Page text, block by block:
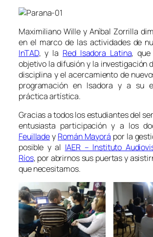
Maximiliano Wille y Aníbal Zorrilla
en el marco de las actividades de
InTAD, y la Red Isadora Latina,
objetivo la difusión y la investigación
disciplina y el acercamiento de
programación en Isadora y a su
práctica artística.
Gracias a todos los estudiantes del
entusiasta participación y a los
Feuilladey Román Mayorá por la
posible y al IAER – Instituto
Ríos, por abrirnos sus puertas y
que necesitamos.